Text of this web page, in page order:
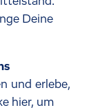
Deine
und erlebe,
hier, um